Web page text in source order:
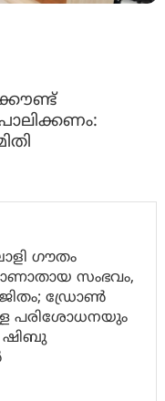
ഗൗതം
സംഭവം,
ഡ്രോണ്‍
പരിശോധനയും
ഷിബു